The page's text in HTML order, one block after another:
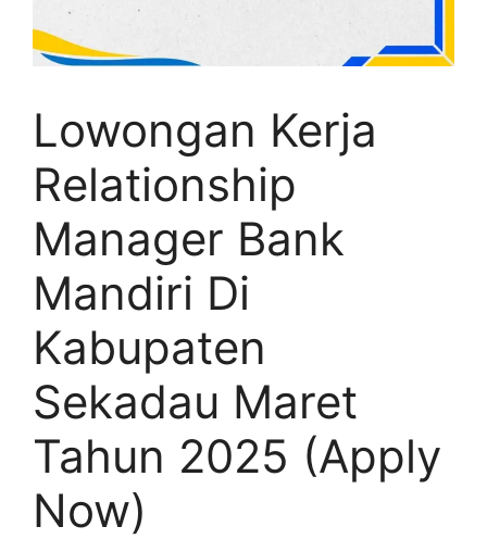
Lowongan Kerja
Relationship
Manager Bank
Mandiri Di
Kabupaten
Sekadau Maret
Tahun 2025 (Apply
Now)